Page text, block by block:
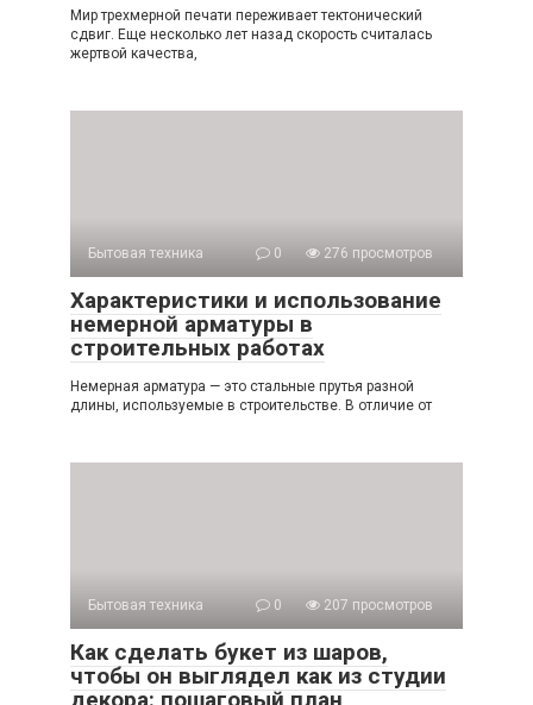
Мир трехмерной печати переживает тектонический
сдвиг. Еще несколько лет назад скорость считалась
жертвой качества,
Бытовая техника 0 276 просмотров
Характеристики и использование
немерной арматуры в
строительных работах
Немерная арматура — это стальные прутья разной
длины, используемые в строительстве. В отличие от
Бытовая техника 0 207 просмотров
Как сделать букет из шаров,
чтобы он выглядел как из студии
декора: пошаговый план